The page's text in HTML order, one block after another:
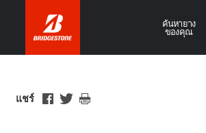
ค้นหายาง
ของคุณ
แชร์